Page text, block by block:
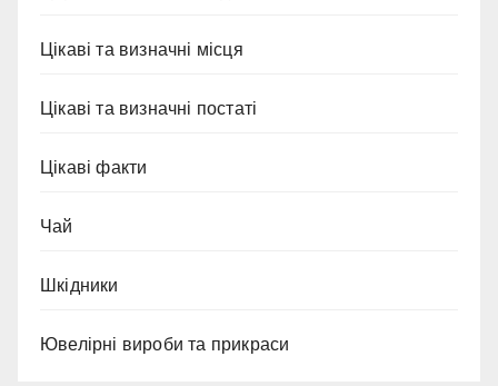
Цікаві та визначні місця
Цікаві та визначні постаті
Цікаві факти
Чай
Шкідники
Ювелірні вироби та прикраси